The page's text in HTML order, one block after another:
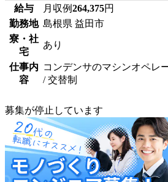
給与 月収例264,375円
勤務地 島根県 益田市
寮・社
宅
あり
仕事内
容
コンデンサのマシンオペレ
/ 交替制
募集が停止しています